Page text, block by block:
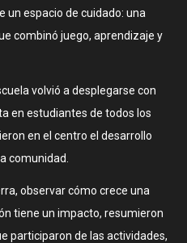
un espacio de cuidado: una
combinó juego, aprendizaje y
volvió a desplegarse con
en estudiantes de todos los
en el centro el desarrollo
comunidad.
observar cómo crece una
tiene un impacto, resumieron
participaron de las actividades,